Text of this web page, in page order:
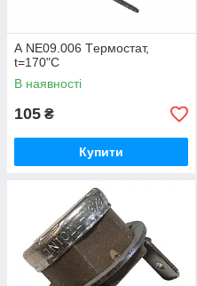
А NE09.006 Tермостат,
t=170"C
В наявності
105 ₴
Купити